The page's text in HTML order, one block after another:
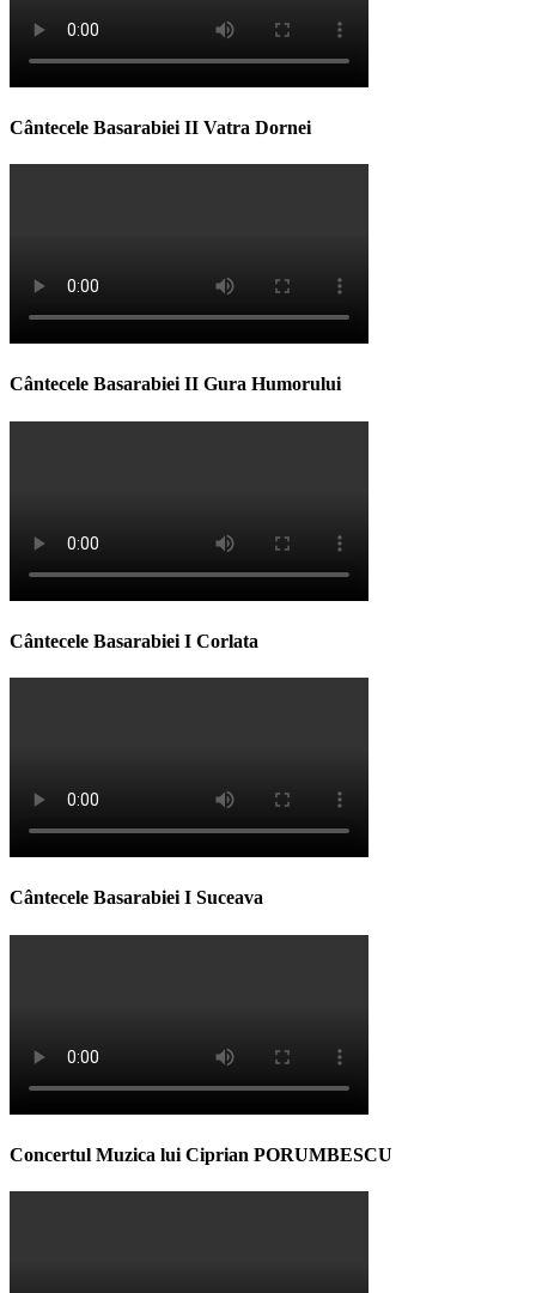
Cântecele Basarabiei II Vatra Dornei
Cântecele Basarabiei II Gura Humorului
Cântecele Basarabiei I Corlata
Cântecele Basarabiei I Suceava
Concertul Muzica lui Ciprian PORUMBESCU